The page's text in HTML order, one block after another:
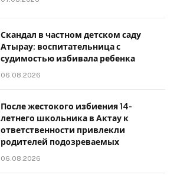
Скандал в частном детском саду
Атырау: воспитательница с
судимостью избивала ребенка
06.08.2026
После жестокого избиения 14-
летнего школьника в Актау к
ответственности привлекли
родителей подозреваемых
06.08.2026